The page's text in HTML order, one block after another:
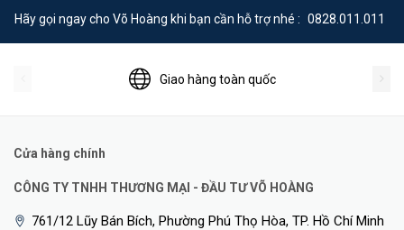
Hãy gọi ngay cho Võ Hoàng khi bạn cần hỗ trợ nhé : 0828.011.011
Giao hàng toàn quốc
Cửa hàng chính
CÔNG TY TNHH THƯƠNG MẠI - ĐẦU TƯ VÕ HOÀNG
761/12 Lũy Bán Bích, Phường Phú Thọ Hòa, TP. Hồ Chí Minh